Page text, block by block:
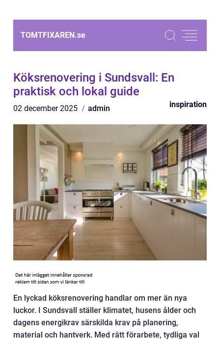
TOMTFIXAREN.se
Köksrenovering i Sundsvall: En
praktisk och lokal guide
02 december 2025 admin inspiration
En lyckad köksrenovering handlar om mer än nya
luckor. I Sundsvall ställer klimatet, husens ålder och
dagens energikrav särskilda krav på planering,
material och hantverk. Med rätt förarbete, tydliga val